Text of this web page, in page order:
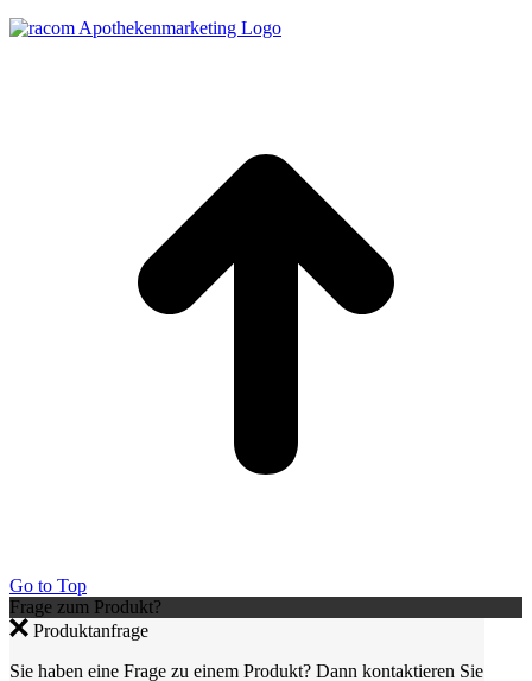
Go to Top
Frage zum Produkt?
Produktanfrage
Sie haben eine Frage zu einem Produkt? Dann kontaktieren Sie